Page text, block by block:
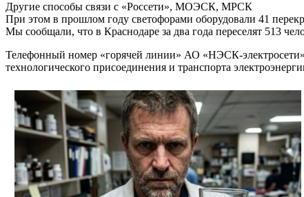
Другие способы связи с «Россети», МОЭСК, МРСК
При этом в прошлом году светофорами оборудовали 41
Мы сообщали, что в Краснодаре за два года переселят 513
Телефонный номер «горячей линии» АО «НЭСК-электросети»
технологического присоединения и транспорта